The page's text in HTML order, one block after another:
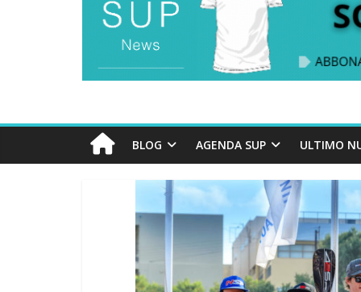
BLOG AGENDA SUP ULTIMO